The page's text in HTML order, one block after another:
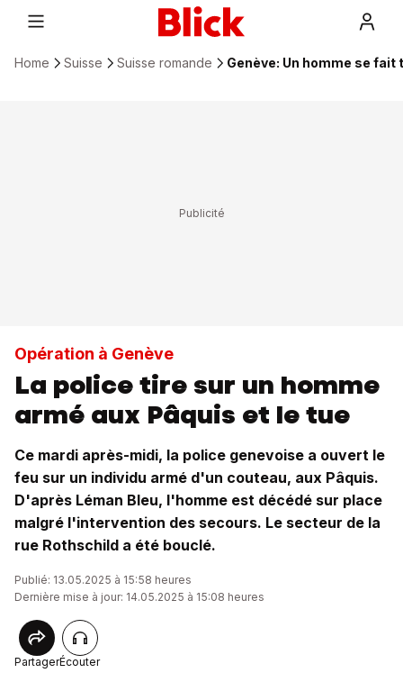
Home Suisse Suisse romande Genève: Un homme se
Opération à Genève
La police tire sur un homme
armé aux Pâquis et le tue
Ce mardi après-midi, la police genevoise a ouvert le
feu sur un individu armé d'un couteau, aux Pâquis.
D'après Léman Bleu, l'homme est décédé sur place
malgré l'intervention des secours. Le secteur de la
rue Rothschild a été bouclé.
Publié: 13.05.2025 à 15:58 heures
Dernière mise à jour: 14.05.2025 à 15:08 heures
PartagerÉcouter